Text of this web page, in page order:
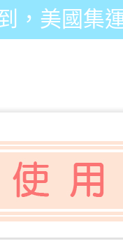
，美國集